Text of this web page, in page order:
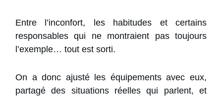
Entre l’inconfort, les habitudes et certains
responsables qui ne montraient pas toujours
l’exemple… tout est sorti.
On a donc ajusté les équipements avec eux,
partagé des situations réelles qui parlent, et